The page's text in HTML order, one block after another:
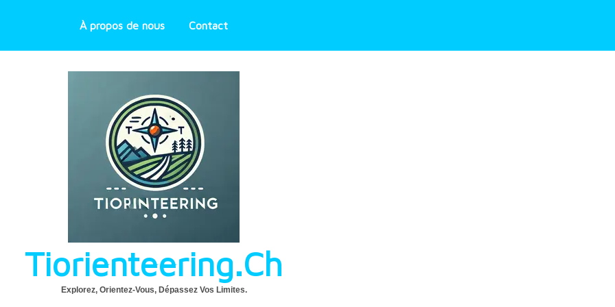
À propos de nous Contact
Tiorienteering.ch
Explorez, Orientez-Vous, Dépassez Vos Limites.